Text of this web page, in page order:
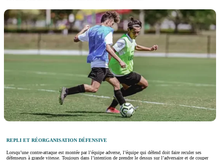
REPLI ET RÉORGANISATION DÉFENSIVE
Lorsqu’une contre-attaque est montée par l’équipe adverse, l’équipe qui défend doit faire reculer ses
défenseurs à grande vitesse. Toujours dans l’intention de prendre le dessus sur l’adversaire et de couper